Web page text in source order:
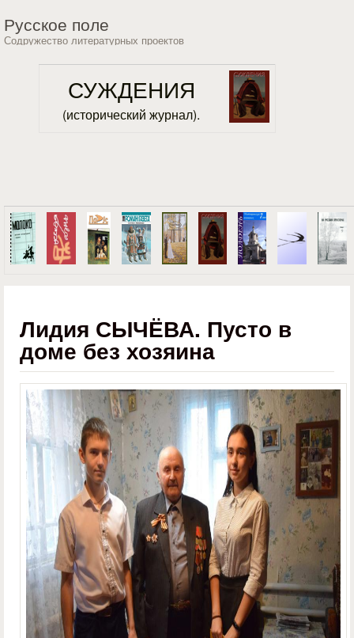
Русское поле
Содружество литературных проектов
СУЖДЕНИЯ
(исторический журнал).
Лидия СЫЧЁВА. Пусто в
доме без хозяина